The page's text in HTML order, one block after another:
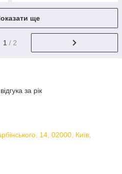
ще
1 / 2
за рік
14, 02000, Київ,